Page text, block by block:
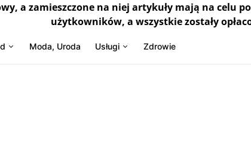
a zamieszczone na niej artykuły mają na celu
użytkowników, a wszystkie zostały
Moda, Uroda Usługi Zdrowie